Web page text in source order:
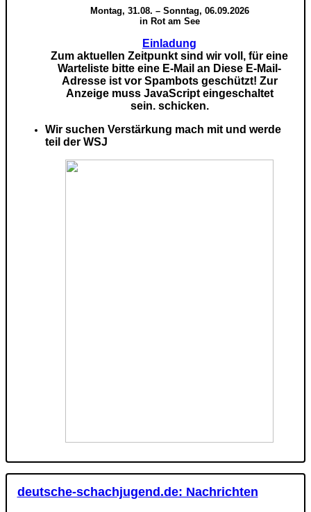
Montag, 31.08. – Sonntag, 06.09.2026
in Rot am See
Einladung
Zum aktuellen Zeitpunkt sind wir voll, für eine
Warteliste bitte eine E-Mail an Diese E-Mail-
Adresse ist vor Spambots geschützt! Zur
Anzeige muss JavaScript eingeschaltet
sein.schicken.
Wir suchen Verstärkung mach mit und werde
teil der WSJ
deutsche-schachjugend.de: Nachrichten